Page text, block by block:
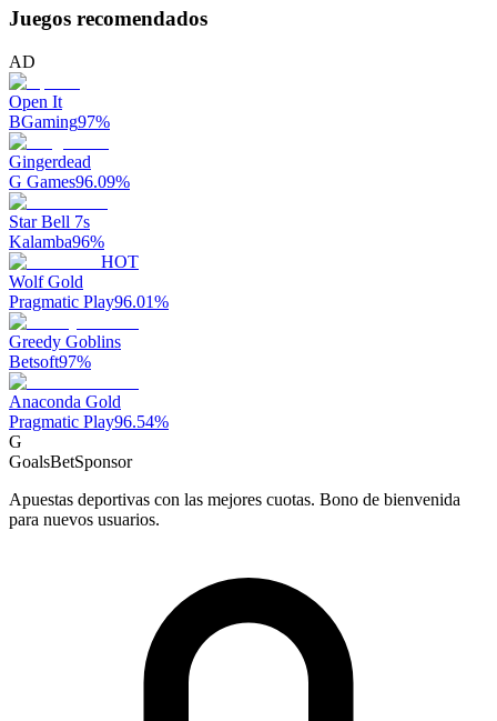
Juegos recomendados
AD
Open It
BGaming97%
Gingerdead
G Games96.09%
Star Bell 7s
Kalamba96%
HOT
Wolf Gold
Pragmatic Play96.01%
Greedy Goblins
Betsoft97%
Anaconda Gold
Pragmatic Play96.54%
G
GoalsBetSponsor
Apuestas deportivas con las mejores cuotas. Bono de bienvenida
para nuevos usuarios.